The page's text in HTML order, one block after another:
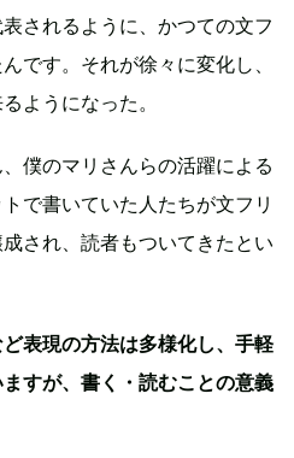
されるように、かつての文フ
です。それが徐々に変化し、
ようになった。
僕のマリさんらの活躍による
で書いていた人たちが文フリ
され、読者もついてきたとい
表現の方法は多様化し、手軽
すが、書く・読むことの意義